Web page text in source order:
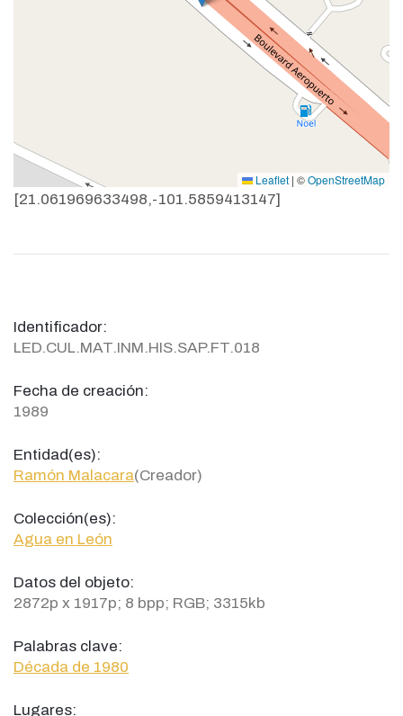
Leaflet | ©OpenStreetMap
[21.061969633498,-101.5859413147]
Identificador:
LED.CUL.MAT.INM.HIS.SAP.FT.018
Fecha de creación:
1989
Entidad(es):
Ramón Malacara(Creador)
Colección(es):
Agua en León
Datos del objeto:
2872p x 1917p; 8 bpp; RGB; 3315kb
Palabras clave:
Década de 1980
Lugares: